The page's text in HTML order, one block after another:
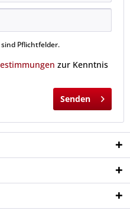
Pflichtfelder.
zur Kenntnis
Senden